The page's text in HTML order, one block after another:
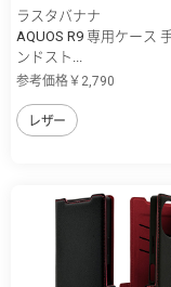
ラスタバナナ
AQUOS R9 専用ケース
ンドスト...
参考価格￥2,790
レザー